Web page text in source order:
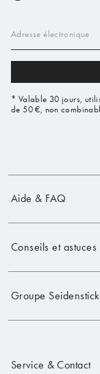
Adresse électronique
* Valable 30 jours,
de 50 €, non
Aide & FAQ
Conseils et astuces
Groupe
Service & Contact